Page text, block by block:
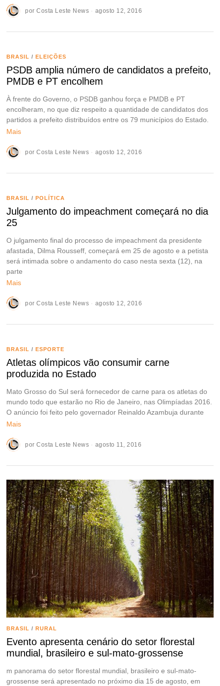
porCosta Leste News agosto 12, 2016
BRASIL / ELEIÇÕES
PSDB amplia número de candidatos a prefeito,
PMDB e PT encolhem
À frente do Governo, o PSDB ganhou força e PMDB e PT
encolheram, no que diz respeito a quantidade de candidatos dos
partidos a prefeito distribuídos entre os 79 municípios do Estado.
Mais
porCosta Leste News agosto 12, 2016
BRASIL / POLÍTICA
Julgamento do impeachment começará no dia
25
O julgamento final do processo de impeachment da presidente
afastada, Dilma Rousseff, começará em 25 de agosto e a petista
será intimada sobre o andamento do caso nesta sexta (12), na
parte
Mais
porCosta Leste News agosto 12, 2016
BRASIL / ESPORTE
Atletas olímpicos vão consumir carne
produzida no Estado
Mato Grosso do Sul será fornecedor de carne para os atletas do
mundo todo que estarão no Rio de Janeiro, nas Olimpíadas 2016.
O anúncio foi feito pelo governador Reinaldo Azambuja durante
Mais
porCosta Leste News agosto 11, 2016
BRASIL / RURAL
Evento apresenta cenário do setor florestal
mundial, brasileiro e sul-mato-grossense
m panorama do setor florestal mundial, brasileiro e sul-mato-
grossense será apresentado no próximo dia 15 de agosto, em